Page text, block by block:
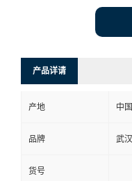
产品详请
产地 中国
品牌 武
货号